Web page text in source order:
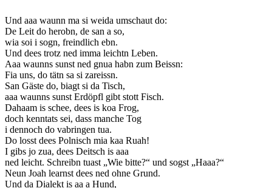
Und aaa waunn ma si weida umschaut do:
De Leit do herobn, de san a so,
wia soi i sogn, freindlich ebn.
Und dees trotz ned imma leichtn Leben.
Aaa waunns sunst ned gnua habn zum Beissn:
Fia uns, do tätn sa si zareissn.
San Gäste do, biagt si da Tisch,
aaa waunns sunst Erdöpfl gibt stott Fisch.
Dahaam is schee, dees is koa Frog,
doch kenntats sei, dass manche Tog
i dennoch do vabringen tua.
Do losst dees Polnisch mia kaa Ruah!
I gibs jo zua, dees Deitsch is aaa
ned leicht. Schreibn tuast „Wie bitte?“ und sogst „Haaa?“
Neun Joah learnst dees ned ohne Grund.
Und da Dialekt is aa a Hund,